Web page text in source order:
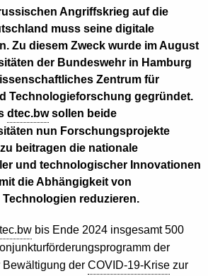
Angriffskrieg auf die
muss seine digitale
Zu diesem Zweck wurde im August
der Bundeswehr in Hamburg
Zentrum für
Technologieforschung gegründet.
dtec.bwsollen beide
nun Forschungsprojekte
beitragen die nationale
und technologischer Innovationen
die Abhängigkeit von
reduzieren.
bis Ende 2024 insgesamt 500
der
Bewältigung der COVID-19-Krise zur